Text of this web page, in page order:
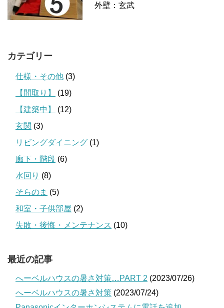
外壁：玄武
カテゴリー
仕様・その他 (3)
【間取り】
(19)
【建築中】
(12)
玄関 (3)
リビングダイニング (1)
廊下・階段 (6)
水回り (8)
そらのま (5)
和室・子供部屋 (2)
失敗・後悔・メンテナンス (10)
最近の記事
へーベルハウスの暑さ対策…PART 2 (2023/07/26)
へーベルハウスの暑さ対策 (2023/07/24)